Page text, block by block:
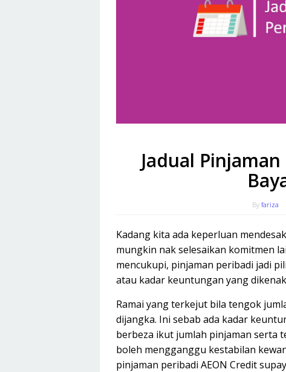
Jadual
By fariza
Kadang kita ada keperluan
mungkin nak selesaikan komitmen
mencukupi, pinjaman peribadi jadi
atau kadar keuntungan yang
Ramai yang terkejut bila tengok
dijangka. Ini sebab ada kadar
berbeza ikut jumlah pinjaman serta
boleh mengganggu kestabilan
pinjaman peribadi AEON Credit